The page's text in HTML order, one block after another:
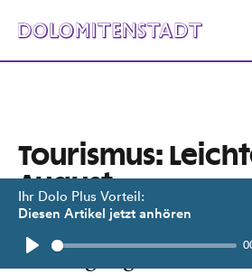
Ihr Dolo Plus Vorteil:
Diesen Artikel jetzt anhören
Play
Tourismus:
August
Der Bezirk Lienz
Nächtigungen mehr als